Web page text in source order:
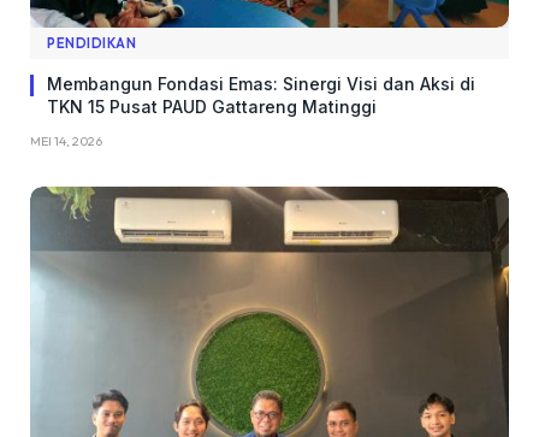
PENDIDIKAN
Membangun Fondasi Emas: Sinergi Visi dan Aksi di
TKN 15 Pusat PAUD Gattareng Matinggi
MEI 14, 2026